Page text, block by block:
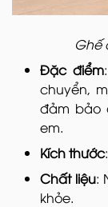
Ghế
Đặc điểm
chuyển,
đảm bảo
em.
Kích thước
Chất liệu:
khỏe.